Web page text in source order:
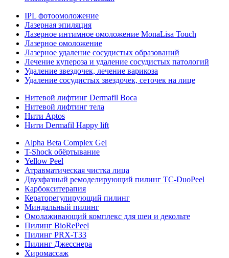
IPL фотоомоложение
Лазерная эпиляция
Лазерное интимное омоложение MonaLisa Touch
Лазерное омоложение
Лазерное удаление сосудистых образований
Лечение купероза и удаление сосудистых патологий
Удаление звездочек, лечение варикоза
Удаление сосудистых звездочек, сеточек на лице
Нитевой лифтинг Dermafil Boca
Нитевой лифтинг тела
Нити Aptos
Нити Dermafil Happy lift
Alpha Beta Complex Gel
T-Shock обёртывание
Yellow Peel
Атравматическая чистка лица
Двухфазный ремоделирующий пилинг TC-DuoPeel
Карбокситерапия
Кераторегулирующий пилинг
Миндальный пилинг
Омолаживающий комплекс для шеи и декольте
Пилинг BioRePeel
Пилинг PRX-T33
Пилинг Джесснера
Хиромассаж